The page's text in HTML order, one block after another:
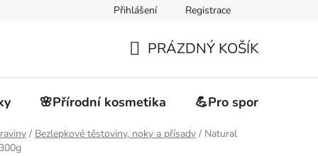
Obchodní podmínky Podmínky ochrany osobních
Přihlášení Registrace
KOŠÍK
PRÁZDNÝ KOŠÍK
🌸Přírodní kosmetika 💪Pro sportovce
/ Bezlepkové těstoviny, noky a přísady / Natural